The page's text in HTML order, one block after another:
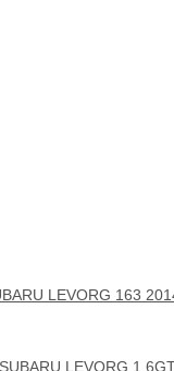
LEVORG 163